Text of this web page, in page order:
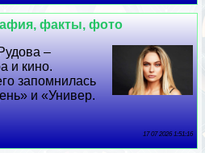
факты, фото
–
и кино.
запомнилась
и «Универ.
17 07 2026 1:51:16